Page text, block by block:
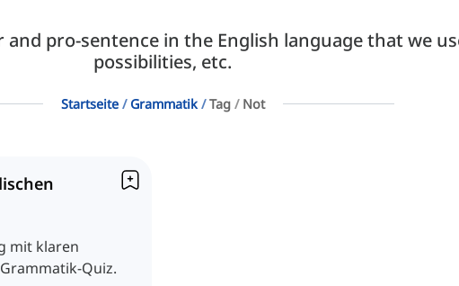
pro-sentence in the English language that we
possibilities, etc.
Startseite Grammatik Tag Not
mit klaren
Quiz.